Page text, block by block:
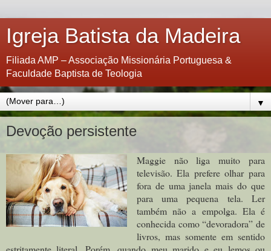
Igreja Batista da Madeira
Filiada AMP – Associação Missionária Portuguesa &
Faculdade Baptista de Teologia
▼
Devoção persistente
Maggie não liga muito para
televisão. Ela prefere olhar para
fora de uma janela mais do que
para uma pequena tela. Ler
também não a empolga. Ela é
conhecida como “devoradora” de
livros, mas somente em sentido